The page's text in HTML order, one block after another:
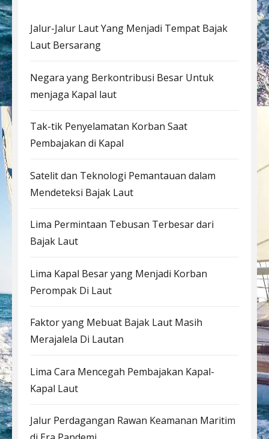
Jalur-Jalur Laut Yang Menjadi Tempat Bajak
Laut Bersarang
Negara yang Berkontribusi Besar Untuk
menjaga Kapal laut
Tak-tik Penyelamatan Korban Saat
Pembajakan di Kapal
Satelit dan Teknologi Pemantauan dalam
Mendeteksi Bajak Laut
Lima Permintaan Tebusan Terbesar dari
Bajak Laut
Lima Kapal Besar yang Menjadi Korban
Perompak Di Laut
Faktor yang Mebuat Bajak Laut Masih
Merajalela Di Lautan
Lima Cara Mencegah Pembajakan Kapal-
Kapal Laut
Jalur Perdagangan Rawan Keamanan Maritim